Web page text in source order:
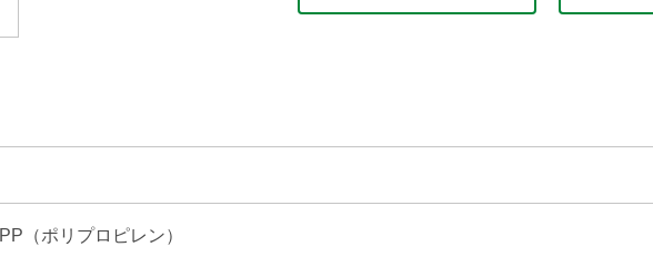
PP（ポリプロピレン）